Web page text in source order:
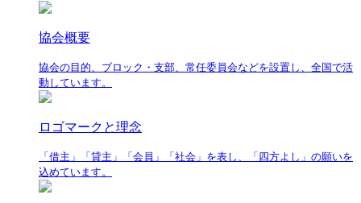
協会概要
協会の目的、ブロック・支部、常任委員会などを設置し、全国で活
動しています。
ロゴマークと理念
「借主」「貸主」「会員」「社会」を表し、「四方よし」の願いを
込めています。